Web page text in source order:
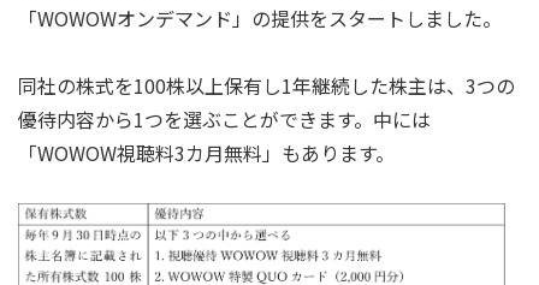
「WOWOWオンデマンド」の提供をスタートしました。
同社の株式を100株以上保有し1年継続した株主は、3つの
優待内容から1つを選ぶことができます。中には
「WOWOW視聴料3カ月無料」もあります。